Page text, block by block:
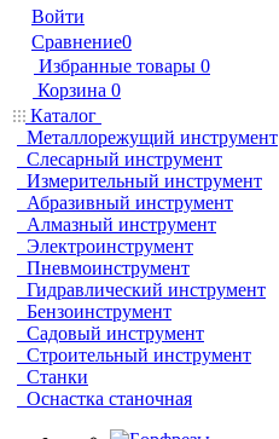
Войти
Сравнение0
Избранные товары 0
Корзина 0
Каталог
Металлорежущий инструмент
Слесарный инструмент
Измерительный инструмент
Абразивный инструмент
Алмазный инструмент
Электроинструмент
Пневмоинструмент
Гидравлический инструмент
Бензоинструмент
Садовый инструмент
Строительный инструмент
Станки
Оснастка станочная